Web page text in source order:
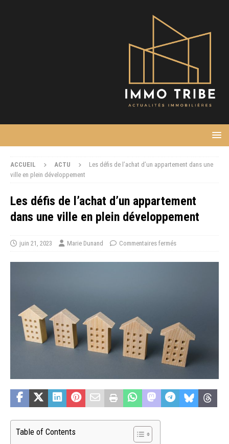
ACCUEIL ACTU
Les défis de l’achat d’un appartement dans une
ville en plein développement
Les défis de l’achat d’un appartement
dans une ville en plein développement
juin 21, 2023 Marie Dunand Commentaires fermés
Table of Contents